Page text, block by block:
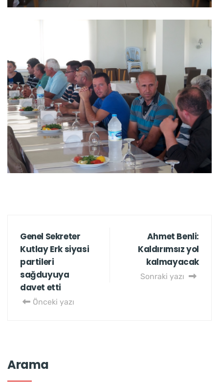
Genel Sekreter
Kutlay Erk siyasi
partileri
sağduyuya
davet etti
Önceki yazı
Ahmet Benli:
Kaldırımsız yol
kalmayacak
Sonraki yazı
Arama